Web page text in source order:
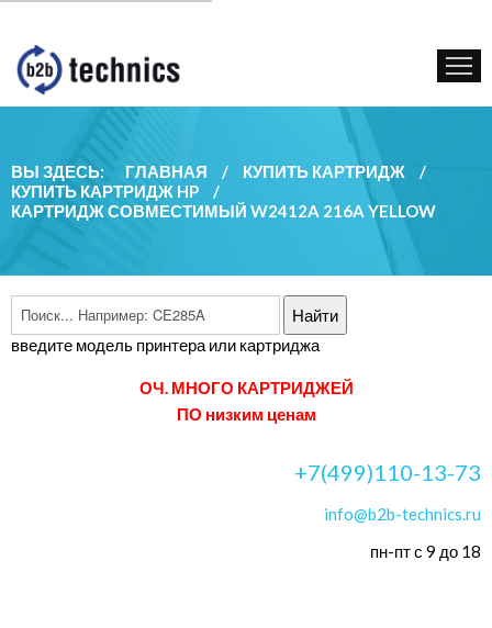
КУПИТЬ КАРТРИДЖ
ГОС. УЧРЕЖДЕНИЯМ
КОНТАКТЫ
ВЫ ЗДЕСЬ: ГЛАВНАЯ / КУПИТЬ КАРТРИДЖ
/
КУПИТЬ КАРТРИДЖ HP
/
КАРТРИДЖ СОВМЕСТИМЫЙ W2412A 216A YELLOW
введите модель принтера или картриджа
ОЧ. МНОГО КАРТРИДЖЕЙ
ПО низким ценам
+7(499)110-13-73
info@b2b-technics.ru
пн-пт с 9 до 18